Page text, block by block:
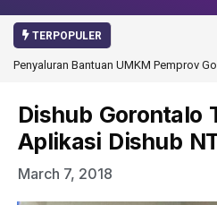
TERPOPULER
Penyaluran Bantuan UMKM Pemprov
Dishub Gorontalo
Aplikasi Dishub
March 7, 2018